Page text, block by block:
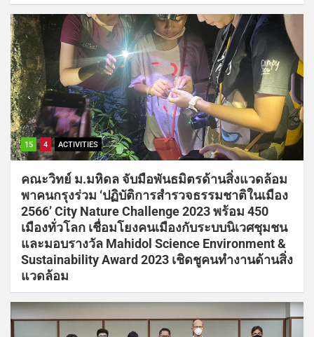
15 4 ACTIVITIES
คณะวิทย์ ม.มหิดล จับมือพันธมิตรด้านสิ่งแวดล้อม
พาคนกรุงร่วม ‘ปฏิบัติการสำรวจธรรมชาติในเมือง
2566’ City Nature Challenge 2023 พร้อม 450
เมืองทั่วโลก เชื่อมโยงคนเมืองกับระบบนิเวศชุมชน
และมอบรางวัล Mahidol Science Environment &
Sustainability Award 2023 เชิดชูคนทำงานด้านสิ่ง
แวดล้อม